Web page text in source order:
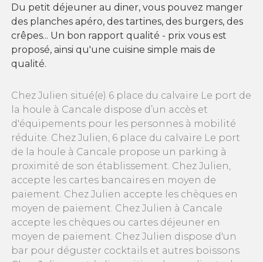
Du petit déjeuner au diner, vous pouvez manger
des planches apéro, des tartines, des burgers, des
crêpes... Un bon rapport qualité - prix vous est
proposé, ainsi qu'une cuisine simple mais de
qualité.
Chez Julien situé(e) 6 place du calvaire Le port de
la houle à Cancale dispose d’un accès et
d'équipements pour les personnes à mobilité
réduite. Chez Julien, 6 place du calvaire Le port
de la houle à Cancale propose un parking à
proximité de son établissement. Chez Julien,
accepte les cartes bancaires en moyen de
paiement. Chez Julien accepte les chèques en
moyen de paiement. Chez Julien à Cancale
accepte les chèques ou cartes déjeuner en
moyen de paiement. Chez Julien dispose d'un
bar pour déguster cocktails et autres boissons